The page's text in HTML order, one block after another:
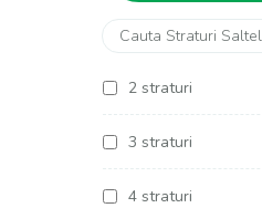
2 straturi
3 straturi
4 straturi